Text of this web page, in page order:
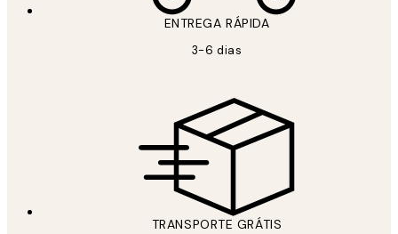
ENTREGA RÁPIDA
3-6 dias
TRANSPORTE GRÁTIS